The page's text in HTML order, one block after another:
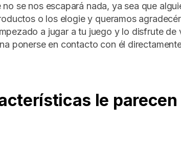
se nos escapará nada, ya sea que
o los elogie y queramos
a jugar a tu juego y lo disfrute de
ponerse en contacto con él
le parecen